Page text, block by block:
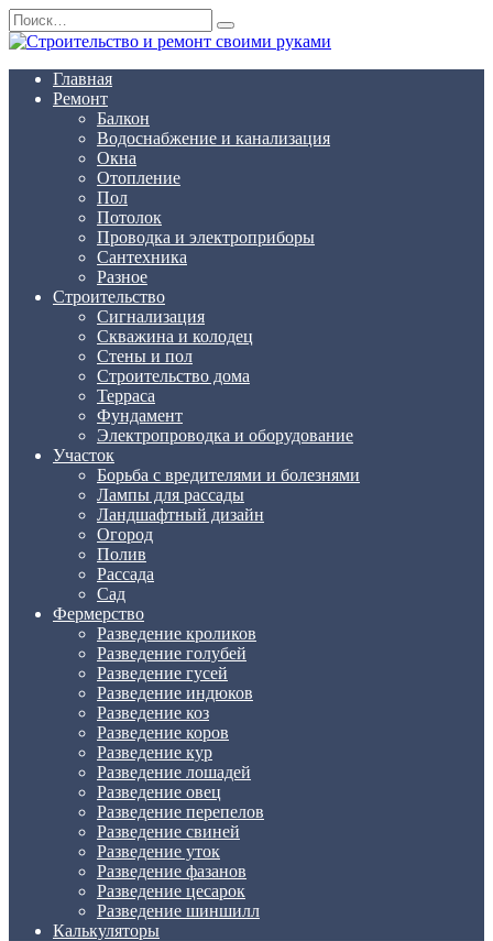
Перейти
к
содержанию
Search
for:
Главная
Ремонт
Балкон
Водоснабжение и канализация
Окна
Отопление
Пол
Потолок
Проводка и электроприборы
Сантехника
Разное
Строительство
Сигнализация
Скважина и колодец
Стены и пол
Строительство дома
Терраса
Фундамент
Электропроводка и оборудование
Участок
Борьба с вредителями и болезнями
Лампы для рассады
Ландшафтный дизайн
Огород
Полив
Рассада
Сад
Фермерство
Разведение кроликов
Разведение голубей
Разведение гусей
Разведение индюков
Разведение коз
Разведение коров
Разведение кур
Разведение лошадей
Разведение овец
Разведение перепелов
Разведение свиней
Разведение уток
Разведение фазанов
Разведение цесарок
Разведение шиншилл
Калькуляторы